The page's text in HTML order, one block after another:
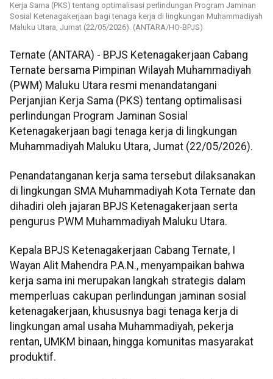
Kerja Sama (PKS) tentang optimalisasi perlindungan Program Jaminan
Sosial Ketenagakerjaan bagi tenaga kerja di lingkungan Muhammadiyah
Maluku Utara, Jumat (22/05/2026). (ANTARA/HO-BPJS)
Ternate (ANTARA) - BPJS Ketenagakerjaan Cabang
Ternate bersama Pimpinan Wilayah Muhammadiyah
(PWM) Maluku Utara resmi menandatangani
Perjanjian Kerja Sama (PKS) tentang optimalisasi
perlindungan Program Jaminan Sosial
Ketenagakerjaan bagi tenaga kerja di lingkungan
Muhammadiyah Maluku Utara, Jumat (22/05/2026).
Penandatanganan kerja sama tersebut dilaksanakan
di lingkungan SMA Muhammadiyah Kota Ternate dan
dihadiri oleh jajaran BPJS Ketenagakerjaan serta
pengurus PWM Muhammadiyah Maluku Utara.
Kepala BPJS Ketenagakerjaan Cabang Ternate, I
Wayan Alit Mahendra P.A.N., menyampaikan bahwa
kerja sama ini merupakan langkah strategis dalam
memperluas cakupan perlindungan jaminan sosial
ketenagakerjaan, khususnya bagi tenaga kerja di
lingkungan amal usaha Muhammadiyah, pekerja
rentan, UMKM binaan, hingga komunitas masyarakat
produktif.